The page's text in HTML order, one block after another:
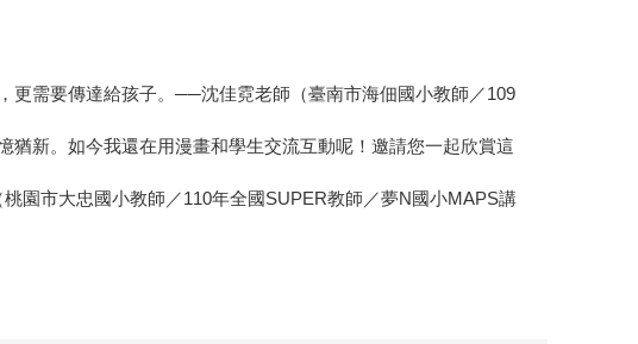
需要傳達給孩子。──沈佳霓老師（臺南市海佃國小教師／109
新。如今我還在用漫畫和學生交流互動呢！邀請您一起欣賞這
園市大忠國小教師／110年全國SUPER教師／夢N國小MAPS講